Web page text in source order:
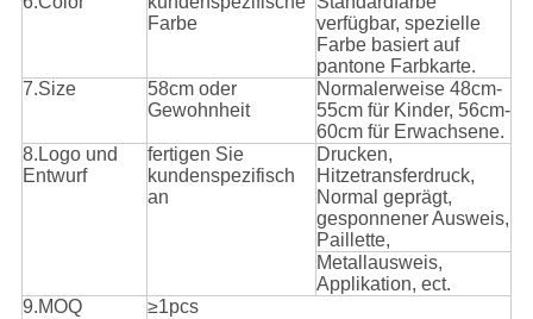
Farbe
verfügbar, spezielle
Farbe basiert auf
pantone Farbkarte.
7.Size
58cm oder
Gewohnheit
Normalerweise 48cm-
55cm für Kinder, 56cm-
60cm für Erwachsene.
8.Logo und
Entwurf
fertigen Sie
kundenspezifisch
an
Drucken,
Hitzetransferdruck,
Normal geprägt,
gesponnener Ausweis,
Paillette,
Metallausweis,
Applikation, ect.
9.MOQ
≥1pcs